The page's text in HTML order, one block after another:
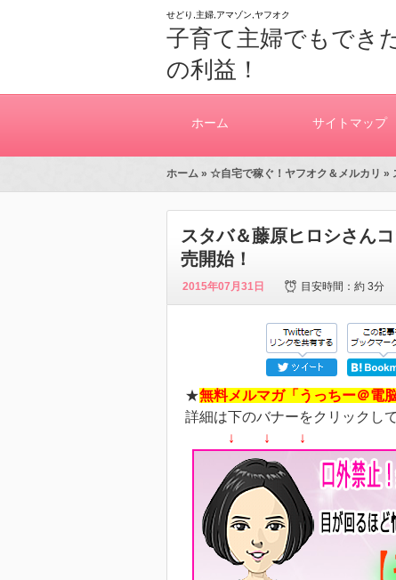
せどり,主婦,アマゾン,ヤフオク
子育て主婦でもでき
の利益！
ホーム サイトマップ
ホーム » ☆自宅で稼ぐ！ヤフオク＆メルカリ »
スタバ＆藤原ヒロシさん
売開始！
2015年07月31日 目安時間：約 3分
★無料メルマガ「うっちー＠電
詳細は下のバナーをクリックし
↓ ↓ ↓